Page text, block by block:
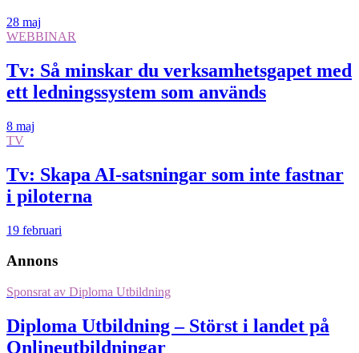
28 maj
WEBBINAR
Tv: Så minskar du verksamhetsgapet med
ett ledningssystem som används
8 maj
TV
Tv: Skapa AI-satsningar som inte fastnar
i piloterna
19 februari
Annons
Sponsrat av Diploma Utbildning
Diploma Utbildning – Störst i landet på
Onlineutbildningar